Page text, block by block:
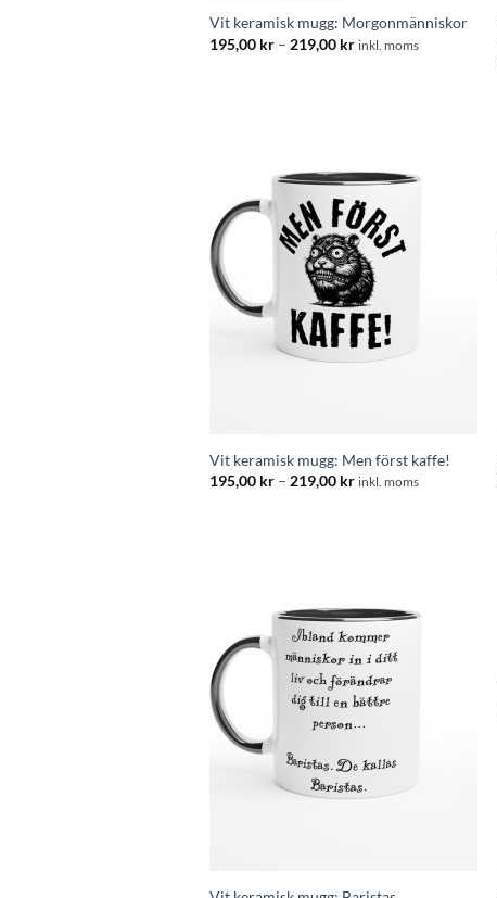
Vit keramisk mugg: Morgonmänniskor
195,00 kr – 219,00 krPrisintervall:
inkl. moms
Vit keramisk mugg: Men först kaffe!
195,00 kr – 219,00 krPrisintervall:
inkl. moms